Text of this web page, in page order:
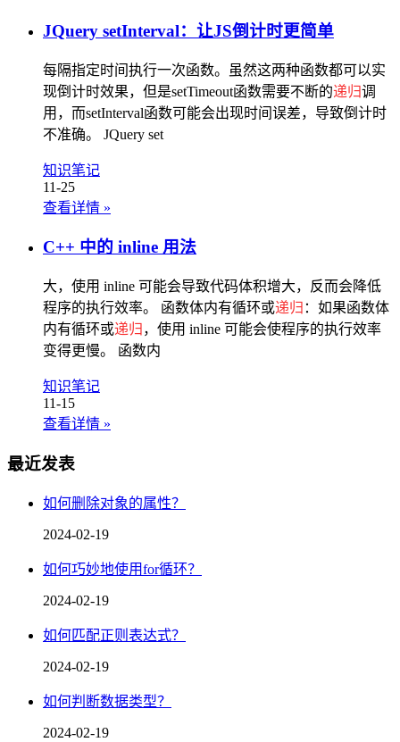
JQuery setInterval：让JS倒计时更简单
每隔指定时间执行一次函数。虽然这两种函数都可以实
现倒计时效果，但是setTimeout函数需要不断的递归调
用，而setInterval函数可能会出现时间误差，导致倒计时
不准确。 JQuery set
知识笔记
11-25
查看详情 »
C++ 中的 inline 用法
大，使用 inline 可能会导致代码体积增大，反而会降低
程序的执行效率。 函数体内有循环或递归 ：如果函数体
内有循环或递归 ，使用 inline 可能会使程序的执行效率
变得更慢。 函数内
知识笔记
11-15
查看详情 »
最近发表
如何删除对象的属性？
2024-02-19
如何巧妙地使用for循环？
2024-02-19
如何匹配正则表达式？
2024-02-19
如何判断数据类型？
2024-02-19